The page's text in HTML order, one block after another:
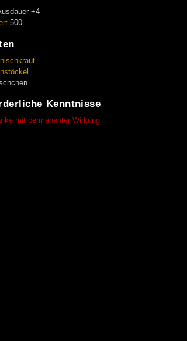
+4
500
Kenntnisse
mit permanenter Wirkung